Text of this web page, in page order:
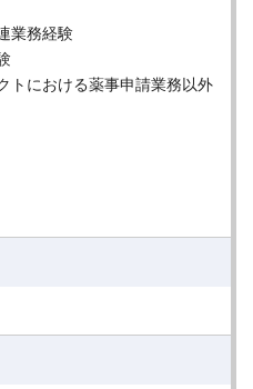
業務経験
トにおける薬事申請業務以外